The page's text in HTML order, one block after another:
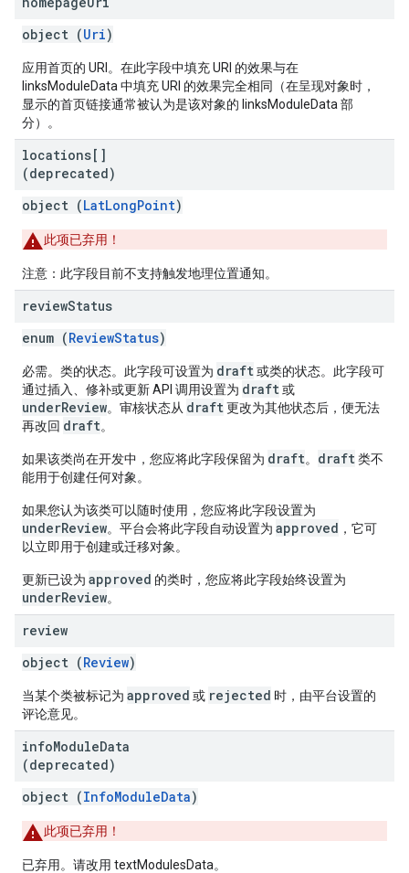
object (Uri)
应用首页的 URI。在此字段中填充 URI 的效果与在
linksModuleData 中填充 URI 的效果完全相同（在呈现对象时，
显示的首页链接通常被认为是该对象的 linksModuleData 部
分）。
locations[]
(deprecated)
object (LatLongPoint)
此项已弃用！
注意：此字段目前不支持触发地理位置通知。
reviewStatus
enum (ReviewStatus)
必需。类的状态。此字段可设置为 draft或类的状态。此字段可
通过插入、修补或更新 API 调用设置为 draft或
underReview。审核状态从 draft更改为其他状态后，便无法
再改回 draft。
如果该类尚在开发中，您应将此字段保留为 draft。 draft类不
能用于创建任何对象。
如果您认为该类可以随时使用，您应将此字段设置为
underReview。平台会将此字段自动设置为 approved ，它可
以立即用于创建或迁移对象。
更新已设为 approved 的类时，您应将此字段始终设置为
underReview。
review
object (Review)
当某个类被标记为 approved 或 rejected 时，由平台设置的
评论意见。
infoModuleData
(deprecated)
object (InfoModuleData)
此项已弃用！
已弃用。请改用 textModulesData。